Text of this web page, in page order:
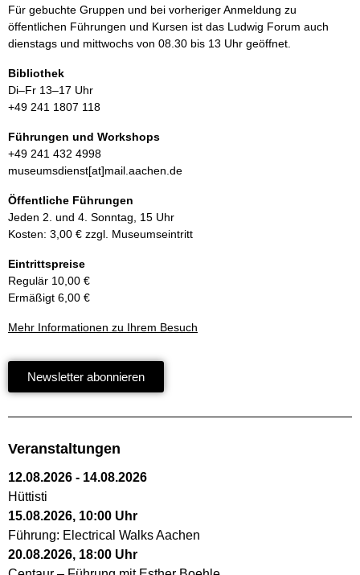
Für gebuchte Gruppen und bei vorheriger Anmeldung zu
öffentlichen Führungen und Kursen ist das Ludwig Forum auch
dienstags und mittwochs von 08.30 bis 13 Uhr geöffnet.
Bibliothek
Di–Fr 13–17 Uhr
+49 241 1807 118
Führungen und Workshops
+49 241 432 4998
museumsdienst[at]mail.aachen.de
Öffentliche Führungen
Jeden 2. und 4. Sonntag, 15 Uhr
Kosten: 3,00 € zzgl. Museumseintritt
Eintrittspreise
Regulär 10,00 €
Ermäßigt 6,00 €
Mehr Informationen zu Ihrem Besuch
Newsletter abonnieren
Veranstaltungen
12.08.2026 - 14.08.2026
Hüttisti
15.08.2026, 10:00 Uhr
Führung: Electrical Walks Aachen
20.08.2026, 18:00 Uhr